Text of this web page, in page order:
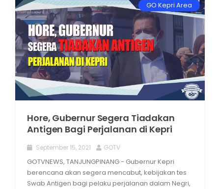
GO Kepri Area
Hore, Gubernur Segera Tiadakan
Antigen Bagi Perjalanan di Kepri
September 15, 2021 GOTV
GOTVNEWS, TANJUNGPINANG - Gubernur Kepri
berencana akan segera mencabut, kebijakan tes
Swab Antigen bagi pelaku perjalanan dalam Negri,